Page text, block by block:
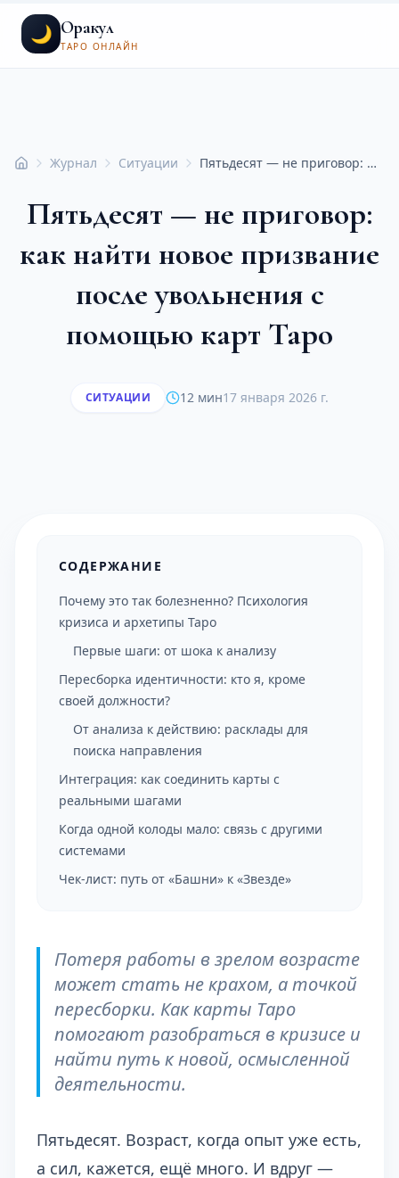
🌙 Оракул
ТАРО ОНЛАЙН
ГлавнаяЖурнал Ситуации Пятьдесят — не приговор: как найти новое призвание после увольнения с помощью карт Таро
Пятьдесят — не приговор:
как найти новое призвание
после увольнения с
помощью карт Таро
СИТУАЦИИ 12 мин17 января 2026 г.
СОДЕРЖАНИЕ
Почему это так болезненно? Психология
кризиса и архетипы Таро
Первые шаги: от шока к анализу
Пересборка идентичности: кто я, кроме
своей должности?
От анализа к действию: расклады для
поиска направления
Интеграция: как соединить карты с
реальными шагами
Когда одной колоды мало: связь с другими
системами
Чек-лист: путь от «Башни» к «Звезде»
Потеря работы в зрелом возрасте
может стать не крахом, а точкой
пересборки. Как карты Таро
помогают разобраться в кризисе и
найти путь к новой, осмысленной
деятельности.
Пятьдесят. Возраст, когда опыт уже есть,
а сил, кажется, ещё много. И вдруг —